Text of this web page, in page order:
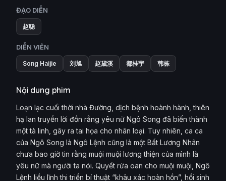
ĐẠO DIỄN
赵聪
DIỄN VIÊN
Song Haijie 刘旭 赵黛溪 都桂宇 韩栋
Nội dung phim
Loạn lạc cuối thời nhà Đường, dịch bệnh hoành hành, thiên
hạ lan truyền lời đồn rằng yêu nữ Ngô Song đã biến thành
một tà linh, gây ra tai họa cho nhân loại. Tuy nhiên, ca ca
của Ngô Song là Ngô Lệnh cũng là một Bất Lương Nhân
chưa bao giờ tin rằng muội muội lương thiện của mình là
yêu nữ mà người ta nói. Quyết rửa oan cho muội muội, Ngô
Lệnh liều lĩnh thi triển bí thuật “khâu xác hoàn hồn”, hồi sinh